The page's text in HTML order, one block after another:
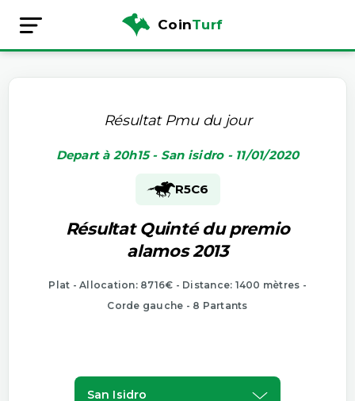
CoinTurf
Résultat Pmu du jour
Depart à 20h15 - San isidro - 11/01/2020
R5C6
Résultat Quinté du premio
alamos 2013
Plat - Allocation: 8716€ - Distance: 1400 mètres -
Corde gauche - 8 Partants
San Isidro